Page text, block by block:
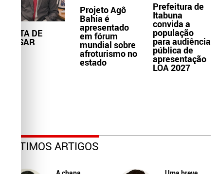
NOTA DE
PESAR
Projeto Agô
Bahia é
apresentado
em fórum
mundial sobre
afroturismo no
estado
Prefeitura de
Itabuna
convida a
população
para audiência
pública de
apresentação
LOA 2027
ÚLTIMOS ARTIGOS